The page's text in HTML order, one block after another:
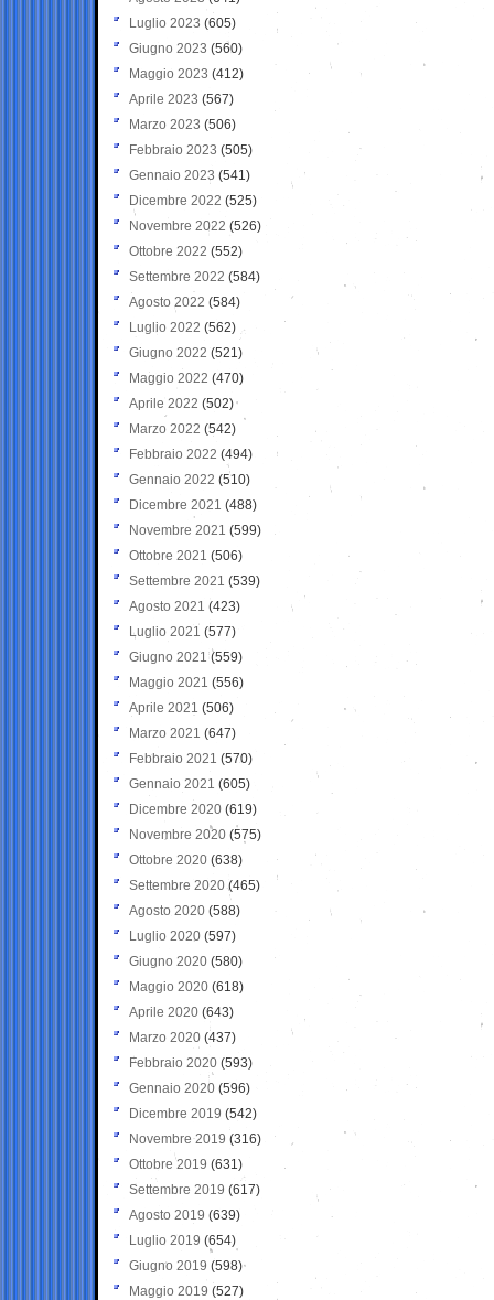
Luglio 2023 (605)
Giugno 2023 (560)
Maggio 2023 (412)
Aprile 2023 (567)
Marzo 2023 (506)
Febbraio 2023 (505)
Gennaio 2023 (541)
Dicembre 2022 (525)
Novembre 2022 (526)
Ottobre 2022 (552)
Settembre 2022 (584)
Agosto 2022 (584)
Luglio 2022 (562)
Giugno 2022 (521)
Maggio 2022 (470)
Aprile 2022 (502)
Marzo 2022 (542)
Febbraio 2022 (494)
Gennaio 2022 (510)
Dicembre 2021 (488)
Novembre 2021 (599)
Ottobre 2021 (506)
Settembre 2021 (539)
Agosto 2021 (423)
Luglio 2021 (577)
Giugno 2021(559)
Maggio 2021 (556)
Aprile 2021 (506)
Marzo 2021 (647)
Febbraio 2021 (570)
Gennaio 2021 (605)
Dicembre 2020 (619)
Novembre 2020 (575)
Ottobre 2020 (638)
Settembre 2020(465)
Agosto 2020 (588)
Luglio 2020 (597)
Giugno 2020 (580)
Maggio 2020 (618)
Aprile 2020 (643)
Marzo 2020 (437)
Febbraio 2020 (593)
Gennaio 2020 (596)
Dicembre 2019 (542)
Novembre 2019 (316)
Ottobre 2019 (631)
Settembre 2019 (617)
Agosto 2019 (639)
Luglio 2019 (654)
Giugno 2019 (598)
Maggio 2019 (527)